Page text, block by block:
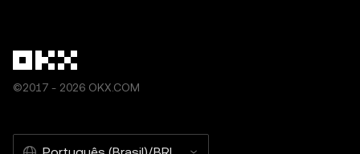
©2017 - 2026 OKX.COM